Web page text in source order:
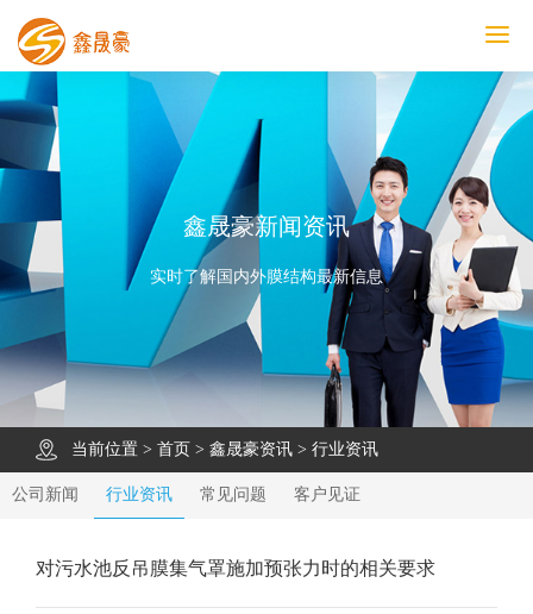
鑫晟豪首页
产品中心
工程案例
膜结构车棚
污水池反吊膜加盖
鑫晟豪资讯
关于鑫晟豪
联系鑫晟豪
鑫晟豪新闻资讯
实时了解国内外膜结构最新信息
当前位置 > 首页 > 鑫晟豪资讯 > 行业资讯
公司新闻 行业资讯 常见问题 客户见证
对污水池反吊膜集气罩施加预张力时的相关要求